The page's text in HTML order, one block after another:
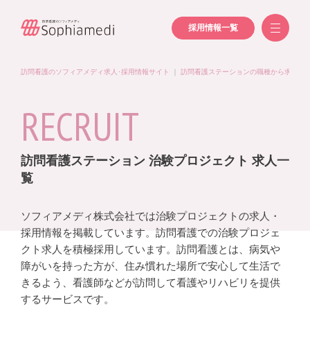
採用情報一覧
訪問看護のソフィアメディ求人･採用情報サイト 訪問看護ステーションの職種から求人を
RECRUIT
訪問看護ステーション 治験プロジェクト 求人一
覧
ソフィアメディ株式会社では治験プロジェクトの求人・
採用情報を掲載しています。訪問看護での治験プロジェ
クト求人を積極採用しています。訪問看護とは、病気や
障がいを持った方が、住み慣れた場所で安心して生活で
きるよう、看護師などが訪問して看護やリハビリを提供
するサービスです。